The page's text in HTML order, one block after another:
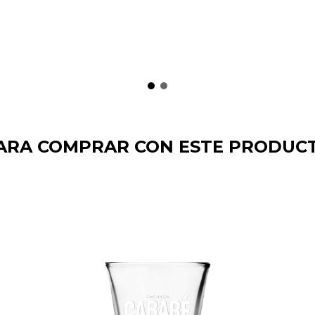
COMPRAR CON ESTE